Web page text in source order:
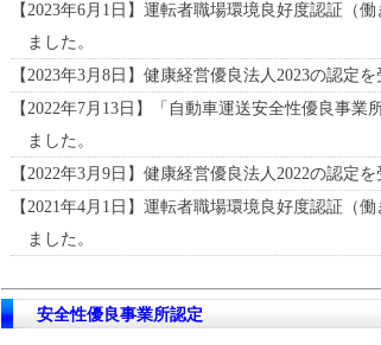
【2023年6月1日】運転者職場環境良好度認証（
ました。
【2023年3月8日】健康経営優良法人2023の認定を
【2022年7月13日】「自動車運送安全性優良事
ました。
【2022年3月9日】健康経営優良法人2022の認定を
【2021年4月1日】運転者職場環境良好度認証（
ました。
安全性優良事業所認定